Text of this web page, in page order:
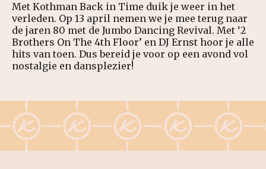
Met Kothman Back in Time duik je weer in het
verleden. Op 13 april nemen we je mee terug naar
de jaren 80 met de Jumbo Dancing Revival. Met ‘2
Brothers On The 4th Floor’ en DJ Ernst hoor je alle
hits van toen. Dus bereid je voor op een avond vol
nostalgie en dansplezier!